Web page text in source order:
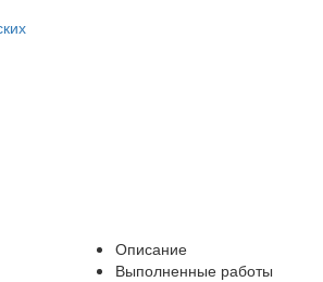
Описание
Выполненные работы